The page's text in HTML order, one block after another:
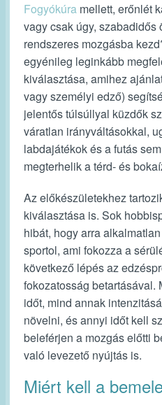
Fogyókúra mellett, erőnlét
vagy csak úgy, szabadidős
rendszeres mozgásba
egyénileg leginkább
kiválasztása, amihez
vagy személyi edző)
jelentős túlsúllyal küzdők
váratlan irányváltásokkal,
labdajátékok és a futás
megterhelik a térd- és
Az előkészületekhez
kiválasztása is. Sok
hibát, hogy arra
sportol, ami fokozza a
következő lépés az
fokozatosság betartásával.
időt, mind annak
növelni, és annyi időt kell
beleférjen a mozgás előtti
való levezető nyújtás is.
Miért kell a